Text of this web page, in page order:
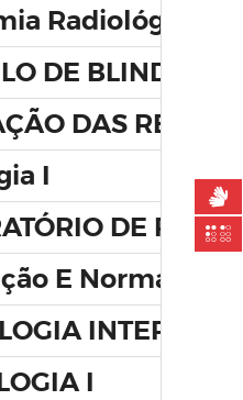
Radiológica
DE
DAS
I
DE
E Normas
I